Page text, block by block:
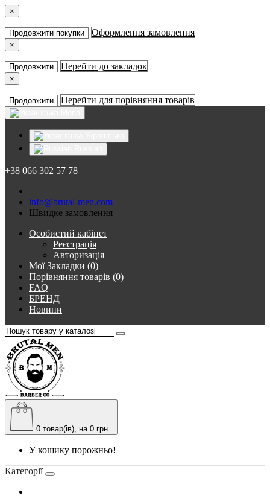
×
Продовжити покупки Оформлення замовлення
×
Продовжити Перейти до закладок
×
Продовжити Перейти для порівняння товарів
+38 066 302 57 78
info@brutal-men.com
Швидке замовлення
Особистий кабінет
Реєстрація
Авторизація
Мої Закладки (0)
Порівняння товарів (0)
FAQ
БРЕНД
Новини
0 товар(ів), на 0 грн.
У кошику порожньо!
Категорії